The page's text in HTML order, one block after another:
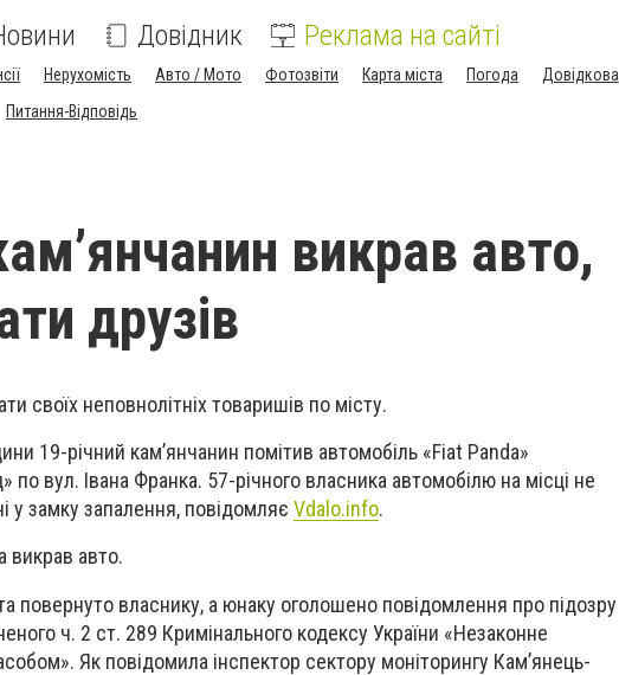
Довідник Реклама на сайті
Нерухомість Авто / Мото Фотозвіти Карта міста Погода
Довідкова
Питання-Відповідь
викрав авто,
друзів
своїх неповнолітніх товаришів по місту.
19-річний кам’янчанин помітив автомобіль «Fiat Panda»
по вул. Івана Франка. 57-річного власника автомобілю на місці не
у замку запалення, повідомляє Vdalo.info.
викрав авто.
повернуто власнику, а юнаку оголошено повідомлення про підозру
ч. 2 ст. 289 Кримінального кодексу України «Незаконне
Як повідомила інспектор сектору моніторингу Кам’янець-